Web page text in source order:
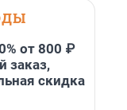
от 800 ₽
заказ,
скидка